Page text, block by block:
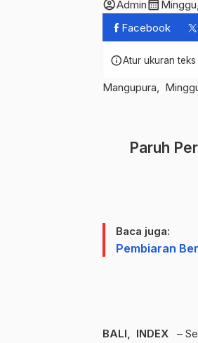
account_circleAdmincalendar_month
Facebook
infoAtur ukuran
Mangupura,
Paruh
Baca juga:
Pembiaran
BALI, INDEX –